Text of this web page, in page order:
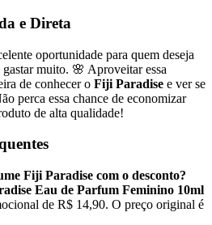
e Direta
oportunidade para quem deseja
muito. 🌸 Aproveitar essa
de conhecer o Fiji Paradise e ver se
perca essa chance de economizar
de alta qualidade!
Fiji Paradise com o desconto?
Eau de Parfum Feminino 10ml
de R$ 14,90. O preço original é